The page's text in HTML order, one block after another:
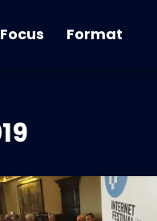
Focus Format